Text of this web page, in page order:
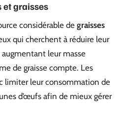
et graisses
considérable degraisses
qui cherchent à réduire leur
augmentant leur masse
de graisse compte. Les
limiter leur consommation de
d’œufs afin de mieux gérer